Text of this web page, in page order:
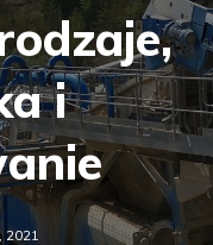
i
2021